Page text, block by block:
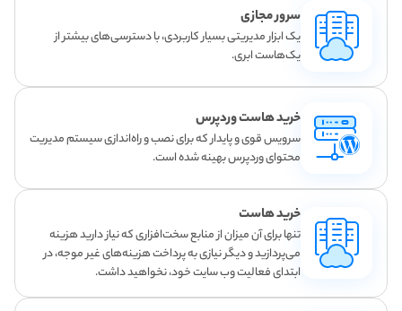
سرور مجازی
یک ابزار مدیریتی بسیار کاربردی، با دسترسی‌های بیشتر از
یک‌هاست ابری.
خرید هاست وردپرس
سرویس قوی و پایدار که برای نصب و راه‌اندازی سیستم مدیریت
محتوای وردپرس بهینه شده است.
خرید هاست
تنها برای آن میزان از منابع سخت‌افزاری که نیاز دارید هزینه
می‌پردازید و دیگر نیازی به پرداخت هزینه‌های غیر موجه، در
ابتدای فعالیت وب سایت خود، نخواهید داشت.